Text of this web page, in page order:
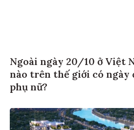
Ngoài ngày 20/10 ở Việt
nào trên thế giới có ngày
phụ nữ?